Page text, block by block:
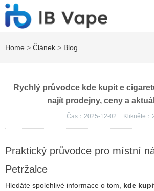
Home > Článek > Blog
Rychlý průvodce kde kupit e
najít prodejny, ceny a
Čas：2025-12-02 Klikněte：
Praktický průvodce pro místní
Petržalce
Hledáte spolehlivé informace o tom, kde